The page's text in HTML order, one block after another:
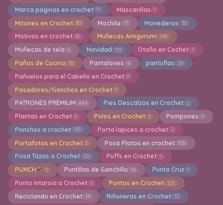
Marca paginas en crochet 11 Mascarillas 1
Mitones en Crochet 30 Mochila 17 Monederos 35
Motivos en crochet 85 Muñecas Amigurumi 145
Muñecas de tela 2 Navidad 112 Otoño en Cochet 1
Paños de Cocina 78 Pantalones 9 pantuflas 28
Pañuelos para el Cabello en Crochet 8
Pasadores/Ganchos en Crochet 1
PATRONES PREMIUM 449 Pies Descalzos en Crochet 2
Plantas en Crochet 5 Polos en Crochet 1 Pompones 1
Ponchos a crochet 135 Porta lapices a crochet 2
Portafotos en Crochet 2 Posa Platos en crochet 105
Posa Tazas a Crochet 132 Puffs en Crochet 5
PUNCH 1 Puntillas de Ganchillo 16 Punto Cruz 1
Punto Intarsia a Crochet 3 Puntos en Crochet 125
Reciclando en Crochet 16 Riñoneras en Crochet 12